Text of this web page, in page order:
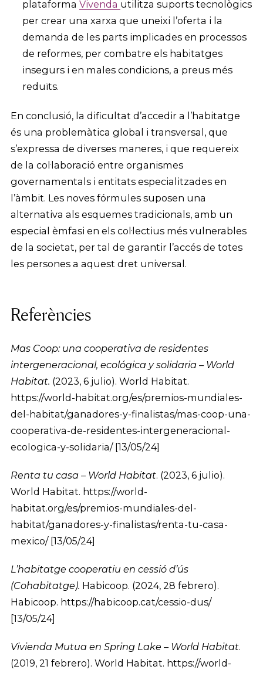
plataforma Vivenda utilitza suports tecnològics
per crear una xarxa que uneixi l’oferta i la
demanda de les parts implicades en processos
de reformes, per combatre els habitatges
insegurs i en males condicions, a preus més
reduïts.
En conclusió, la dificultat d’accedir a l’habitatge
és una problemàtica global i transversal, que
s’expressa de diverses maneres, i que requereix
de la col·laboració entre organismes
governamentals i entitats especialitzades en
l’àmbit. Les noves fórmules suposen una
alternativa als esquemes tradicionals, amb un
especial èmfasi en els col·lectius més vulnerables
de la societat, per tal de garantir l’accés de totes
les persones a aquest dret universal.
Referències
Mas Coop: una cooperativa de residentes
intergeneracional, ecológica y solidaria – World
Habitat. (2023, 6 julio). World Habitat.
https://world-habitat.org/es/premios-mundiales-
del-habitat/ganadores-y-finalistas/mas-coop-una-
cooperativa-de-residentes-intergeneracional-
ecologica-y-solidaria/ [13/05/24]
Renta tu casa – World Habitat. (2023, 6 julio).
World Habitat. https://world-
habitat.org/es/premios-mundiales-del-
habitat/ganadores-y-finalistas/renta-tu-casa-
mexico/ [13/05/24]
L’habitatge cooperatiu en cessió d’ús
(Cohabitatge). Habicoop. (2024, 28 febrero).
Habicoop. https://habicoop.cat/cessio-dus/
[13/05/24]
Vivienda Mutua en Spring Lake – World Habitat.
(2019, 21 febrero). World Habitat. https://world-